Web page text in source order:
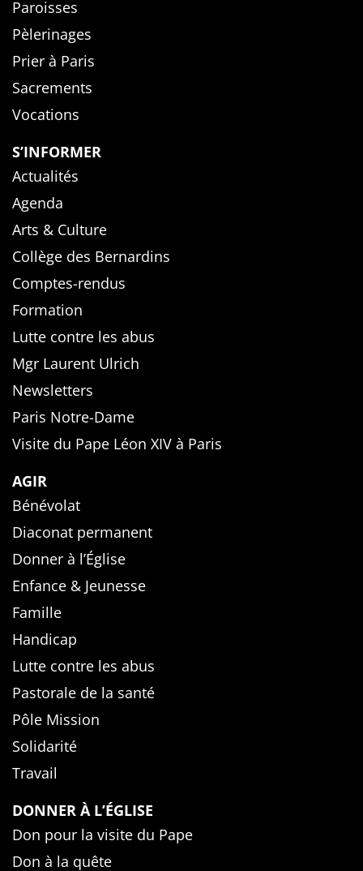
Paroisses
Pèlerinages
Prier à Paris
Sacrements
Vocations
S’INFORMER
Actualités
Agenda
Arts & Culture
Collège des Bernardins
Comptes-rendus
Formation
Lutte contre les abus
Mgr Laurent Ulrich
Newsletters
Paris Notre-Dame
Visite du Pape Léon XIV à Paris
AGIR
Bénévolat
Diaconat permanent
Donner à l’Église
Enfance & Jeunesse
Famille
Handicap
Lutte contre les abus
Pastorale de la santé
Pôle Mission
Solidarité
Travail
DONNER À L’ÉGLISE
Don pour la visite du Pape
Don à la quête